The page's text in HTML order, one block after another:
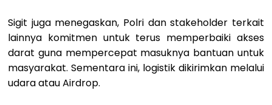
Sigit juga menegaskan, Polri dan stakeholder terkait
lainnya komitmen untuk terus memperbaiki akses
darat guna mempercepat masuknya bantuan untuk
masyarakat. Sementara ini, logistik dikirimkan melalui
udara atau Airdrop.